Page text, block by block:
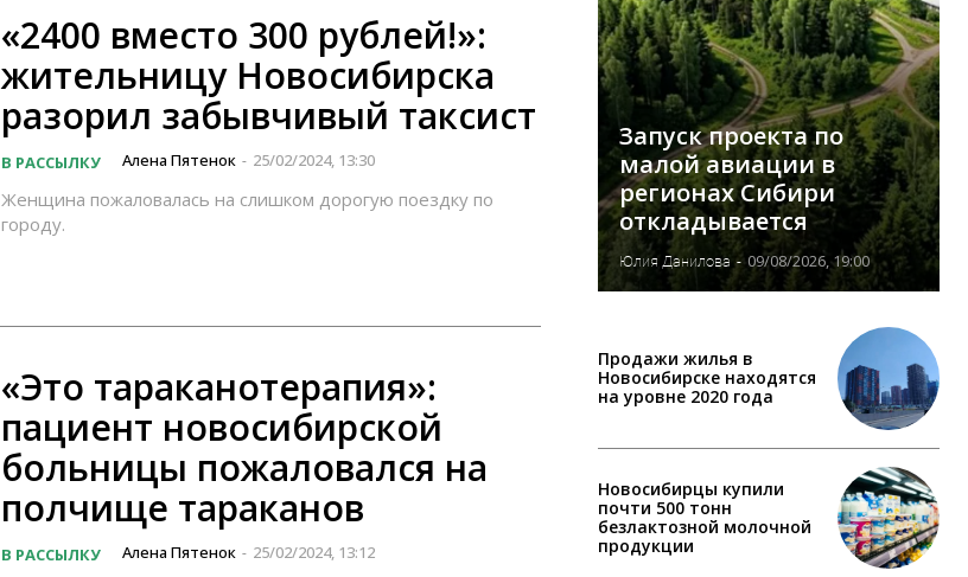
«2400 вместо 300 рублей!»:
жительницу Новосибирска
разорил забывчивый таксист
В РАССЫЛКУ Алена Пятенок - 25/02/2024, 13:30
Женщина пожаловалась на слишком дорогую поездку по
городу.
«Это тараканотерапия»:
пациент новосибирской
больницы пожаловался на
полчище тараканов
В РАССЫЛКУ Алена Пятенок - 25/02/2024, 13:12
Запуск проекта по
малой авиации в
регионах Сибири
откладывается
Юлия Данилова - 09/08/2026, 19:00
Продажи жилья в
Новосибирске находятся
на уровне 2020 года
Новосибирцы купили
почти 500 тонн
безлактозной молочной
продукции